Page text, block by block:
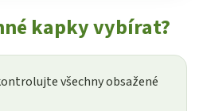
kapky vybírat?
všechny obsažené